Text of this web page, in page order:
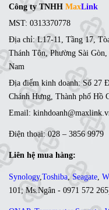
Công ty TNHH MaxLink
MST: 0313370778
Địa chỉ: L17-11, Tầng 17,
Thánh Tôn, Phường Sài
Nam
Địa điểm kinh doanh: Số 27
Chánh Hưng, Thành phố Hồ
Email:
Điện thoại: 028 – 3856 9979
Liên hệ mua hàng:
Synology, Toshiba, Seagate
101; Ms.Ngân - 0971 572 265